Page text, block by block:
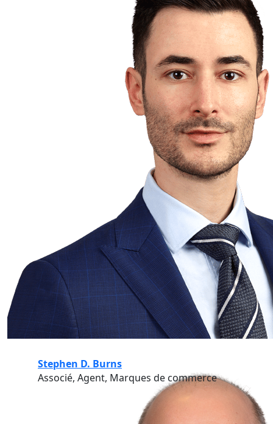
Stephen D. Burns
Associé, Agent, Marques de commerce